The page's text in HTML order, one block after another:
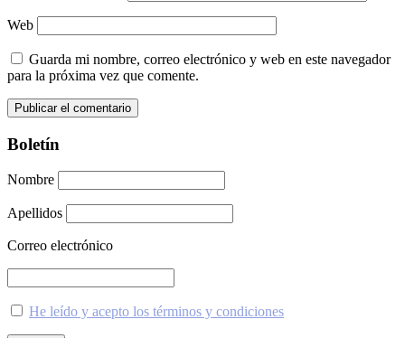
Web
Guarda mi nombre, correo electrónico y web en este navegador
para la próxima vez que comente.
Boletín
Nombre
Apellidos
Correo electrónico
He leído y acepto los términos y condiciones